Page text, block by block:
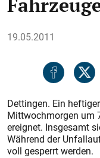
19.05.2011
Dettingen. Ein
Mittwochmorgen um
ereignet. Insgesamt
Während der
voll gesperrt werden.